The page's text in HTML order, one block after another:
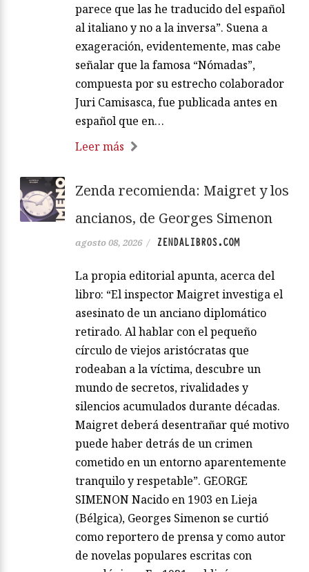
parece que las he traducido del español
al italiano y no a la inversa”. Suena a
exageración, evidentemente, mas cabe
señalar que la famosa “Nómadas”,
compuesta por su estrecho colaborador
Juri Camisasca, fue publicada antes en
español que en…
Leer más
Zenda recomienda: Maigret y los
ancianos, de Georges Simenon
agosto 08, 2026 / ZENDALIBROS.COM
La propia editorial apunta, acerca del
libro: “El inspector Maigret investiga el
asesinato de un anciano diplomático
retirado. Al hablar con el pequeño
círculo de viejos aristócratas que
rodeaban a la víctima, descubre un
mundo de secretos, rivalidades y
silencios acumulados durante décadas.
Maigret deberá desentrañar qué motivo
puede haber detrás de un crimen
cometido en un entorno aparentemente
tranquilo y respetable”. GEORGE
SIMENON Nacido en 1903 en Lieja
(Bélgica), Georges Simenon se curtió
como reportero de prensa y como autor
de novelas populares escritas con